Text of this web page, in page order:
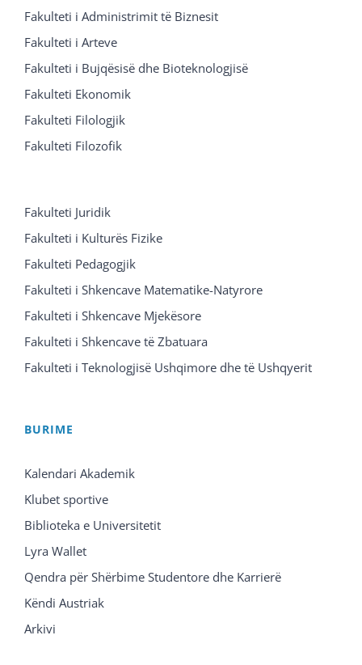
Fakulteti i Administrimit të Biznesit
Fakulteti i Arteve
Fakulteti i Bujqësisë dhe Bioteknologjisë
Fakulteti Ekonomik
Fakulteti Filologjik
Fakulteti Filozofik
Fakulteti Juridik
Fakulteti i Kulturës Fizike
Fakulteti Pedagogjik
Fakulteti i Shkencave Matematike-Natyrore
Fakulteti i Shkencave Mjekësore
Fakulteti i Shkencave të Zbatuara
Fakulteti i Teknologjisë Ushqimore dhe të Ushqyerit
BURIME
Kalendari Akademik
Klubet sportive
Biblioteka e Universitetit
Lyra Wallet
Qendra për Shërbime Studentore dhe Karrierë
Këndi Austriak
Arkivi